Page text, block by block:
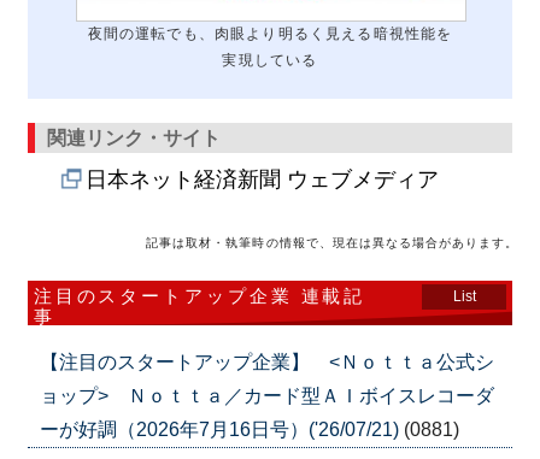
夜間の運転でも、肉眼より明るく見える暗視性能を
実現している
関連リンク・サイト
日本ネット経済新聞 ウェブメディア
記事は取材・執筆時の情報で、現在は異なる場合があります。
注目のスタートアップ企業 連載記
事
List
【注目のスタートアップ企業】 <Ｎｏｔｔａ公式シ
ョップ> Ｎｏｔｔａ／カード型ＡＩボイスレコーダ
ーが好調（2026年7月16日号）('26/07/21) (0881)